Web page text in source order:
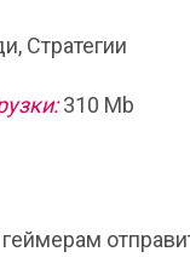
Стратегии
310 Mb